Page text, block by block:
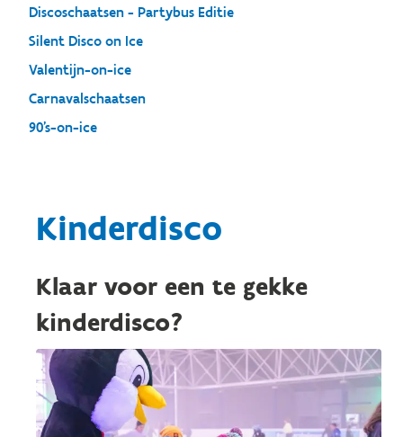
Discoschaatsen - Partybus Editie
Silent Disco on Ice
Valentijn-on-ice
Carnavalschaatsen
90's-on-ice
Kinderdisco
Klaar voor een te gekke
kinderdisco?